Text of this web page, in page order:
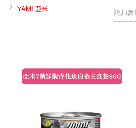
認捐數
YAMI 亞米